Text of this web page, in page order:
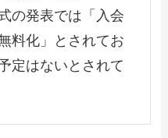
の発表では「入会
料化」とされてお
定はないとされて